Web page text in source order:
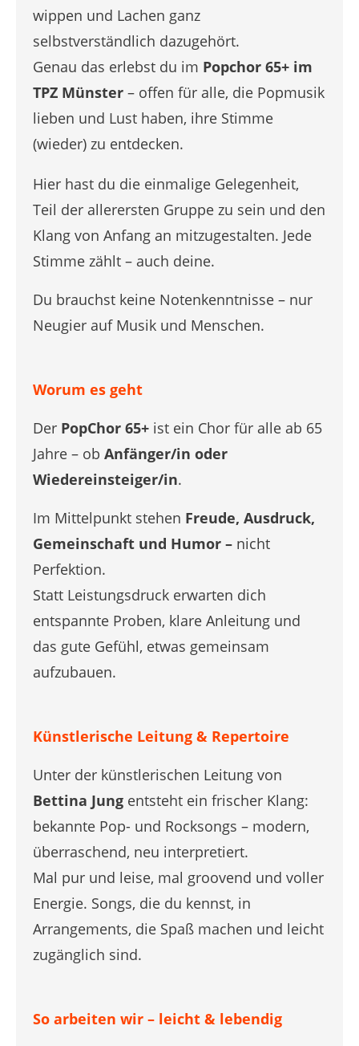
wippen und Lachen ganz
selbstverständlich dazugehört.
Genau das erlebst du im Popchor 65+ im
TPZ Münster – offen für alle, die Popmusik
lieben und Lust haben, ihre Stimme
(wieder) zu entdecken.
Hier hast du die einmalige Gelegenheit,
Teil der allerersten Gruppe zu sein und den
Klang von Anfang an mitzugestalten. Jede
Stimme zählt – auch deine.
Du brauchst keine Notenkenntnisse – nur
Neugier auf Musik und Menschen.
Worum es geht
Der PopChor 65+ ist ein Chor für alle ab 65
Jahre – ob Anfänger/in oder
Wiedereinsteiger/in.
Im Mittelpunkt stehen Freude, Ausdruck,
Gemeinschaft und Humor – nicht
Perfektion.
Statt Leistungsdruck erwarten dich
entspannte Proben, klare Anleitung und
das gute Gefühl, etwas gemeinsam
aufzubauen.
Künstlerische Leitung & Repertoire
Unter der künstlerischen Leitung von
Bettina Jung entsteht ein frischer Klang:
bekannte Pop- und Rocksongs – modern,
überraschend, neu interpretiert.
Mal pur und leise, mal groovend und voller
Energie. Songs, die du kennst, in
Arrangements, die Spaß machen und leicht
zugänglich sind.
So arbeiten wir – leicht & lebendig